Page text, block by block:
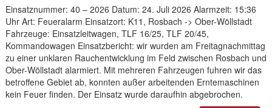
Einsatznummer: 40 – 2026 Datum: 24. Juli 2026 Alarmzeit: 15:36
Uhr Art: Feueralarm Einsatzort: K11, Rosbach -> Ober-Wöllstadt
Fahrzeuge: Einsatzleitwagen, TLF 16/25, TLF 20/45,
Kommandowagen Einsatzbericht: wir wurden am Freitagnachmittag
zu einer unklaren Rauchentwicklung im Feld zwischen Rosbach und
Ober-Wöllstadt alarmiert. Mit mehreren Fahrzeugen fuhren wir das
betroffene Gebiet ab, konnten außer arbeitenden Erntemaschinen
kein Feuer finden. Der Einsatz wurde daraufhin abgebrochen.